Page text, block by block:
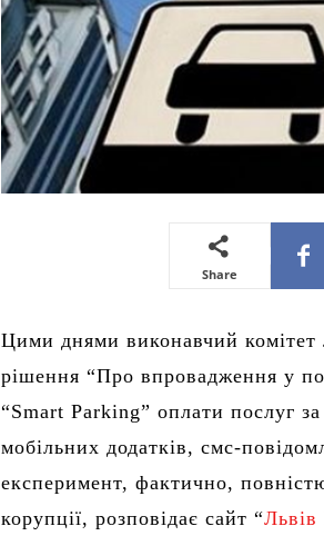
Share
Цими днями виконавчий комітет
рішення “Про впровадження у
“Smart Parking” оплати послуг
мобільних додатків, смс-
експеримент, фактично,
корупції, розповідає сайт “